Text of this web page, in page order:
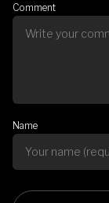
Comment
Name